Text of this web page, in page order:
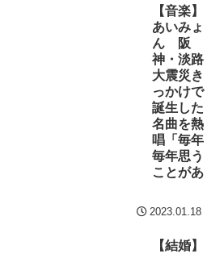
【音楽】
あいみょ
ん 阪
神・淡路
大震災き
っかけで
誕生した
名曲を熱
唱「毎年
毎年思う
ことがあ
2023.01.18
【結婚】